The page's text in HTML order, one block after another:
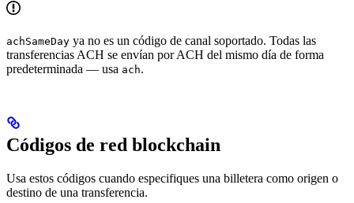
achSameDay ya no es un código de canal soportado. Todas las
transferencias ACH se envían por ACH del mismo día de forma
predeterminada — usa ach.
Códigos de red blockchain
Usa estos códigos cuando especifiques una billetera como origen o
destino de una transferencia.